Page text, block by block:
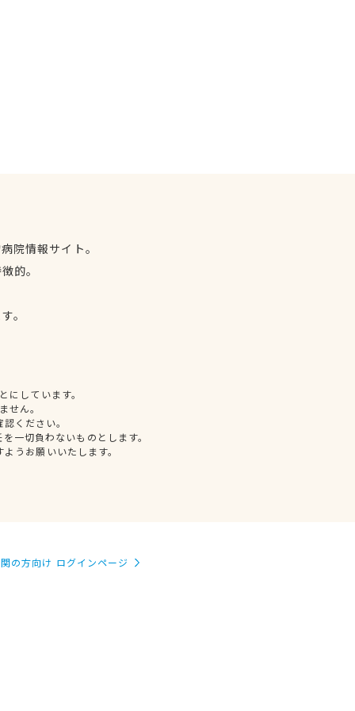
院情報サイト。
的。
。
しています。
せん。
ください。
一切負わないものとします。
うお願いいたします。
の方向け ログインページ